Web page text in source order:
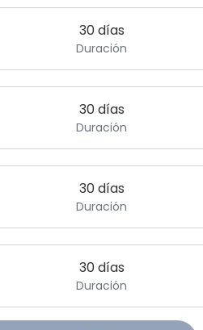
30 días
Duración
30 días
Duración
30 días
Duración
30 días
Duración